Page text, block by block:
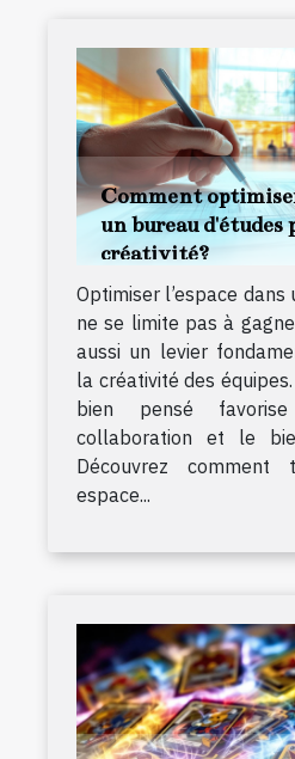
Comment
un bureau d'études
créativité?
Optimiser l’espace dans
ne se limite pas à
aussi un levier
la créativité des
bien pensé
collaboration et le
Découvrez comment
espace...